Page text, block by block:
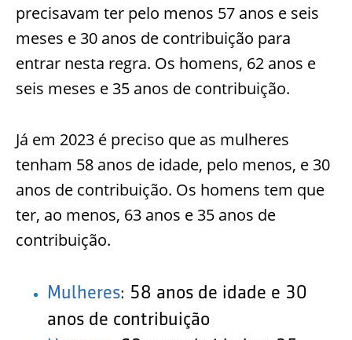
precisavam ter pelo menos 57 anos e seis
meses e 30 anos de contribuição para
entrar nesta regra. Os homens, 62 anos e
seis meses e 35 anos de contribuição.
Já em 2023 é preciso que as mulheres
tenham 58 anos de idade, pelo menos, e 30
anos de contribuição. Os homens tem que
ter, ao menos, 63 anos e 35 anos de
contribuição.
Mulheres: 58 anos de idade e 30
anos de contribuição